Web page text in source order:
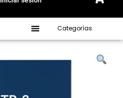
Categorías